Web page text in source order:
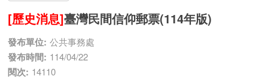
[歷史消息]臺灣民間信仰郵票(114年版)
發布單位: 公共事務處
發布時間: 114/04/22
閱次: 14110